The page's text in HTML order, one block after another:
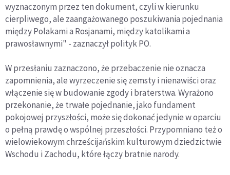
wyznaczonym przez ten dokument, czyli w kierunku
cierpliwego, ale zaangażowanego poszukiwania pojednania
między Polakami a Rosjanami, między katolikami a
prawosławnymi" - zaznaczył polityk PO.
W przesłaniu zaznaczono, że przebaczenie nie oznacza
zapomnienia, ale wyrzeczenie się zemsty i nienawiści oraz
włączenie się w budowanie zgody i braterstwa. Wyrażono
przekonanie, że trwałe pojednanie, jako fundament
pokojowej przyszłości, może się dokonać jedynie w oparciu
o pełną prawdę o wspólnej przeszłości. Przypomniano też o
wielowiekowym chrześcijańskim kulturowym dziedzictwie
Wschodu i Zachodu, które łączy bratnie narody.